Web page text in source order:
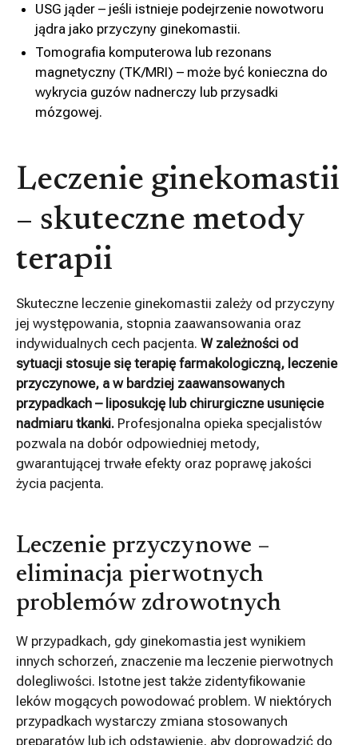
USG jąder – jeśli istnieje podejrzenie nowotworu
jądra jako przyczyny ginekomastii.
Tomografia komputerowa lub rezonans
magnetyczny (TK/MRI) – może być konieczna do
wykrycia guzów nadnerczy lub przysadki
mózgowej.
Leczenie ginekomastii
– skuteczne metody
terapii
Skuteczne leczenie ginekomastii zależy od przyczyny
jej występowania, stopnia zaawansowania oraz
indywidualnych cech pacjenta. W zależności od
sytuacji stosuje się terapię farmakologiczną, leczenie
przyczynowe, a w bardziej zaawansowanych
przypadkach – liposukcję lub chirurgiczne usunięcie
nadmiaru tkanki. Profesjonalna opieka specjalistów
pozwala na dobór odpowiedniej metody,
gwarantującej trwałe efekty oraz poprawę jakości
życia pacjenta.
Leczenie przyczynowe –
eliminacja pierwotnych
problemów zdrowotnych
W przypadkach, gdy ginekomastia jest wynikiem
innych schorzeń, znaczenie ma leczenie pierwotnych
dolegliwości. Istotne jest także zidentyfikowanie
leków mogących powodować problem. W niektórych
przypadkach wystarczy zmiana stosowanych
preparatów lub ich odstawienie, aby doprowadzić do